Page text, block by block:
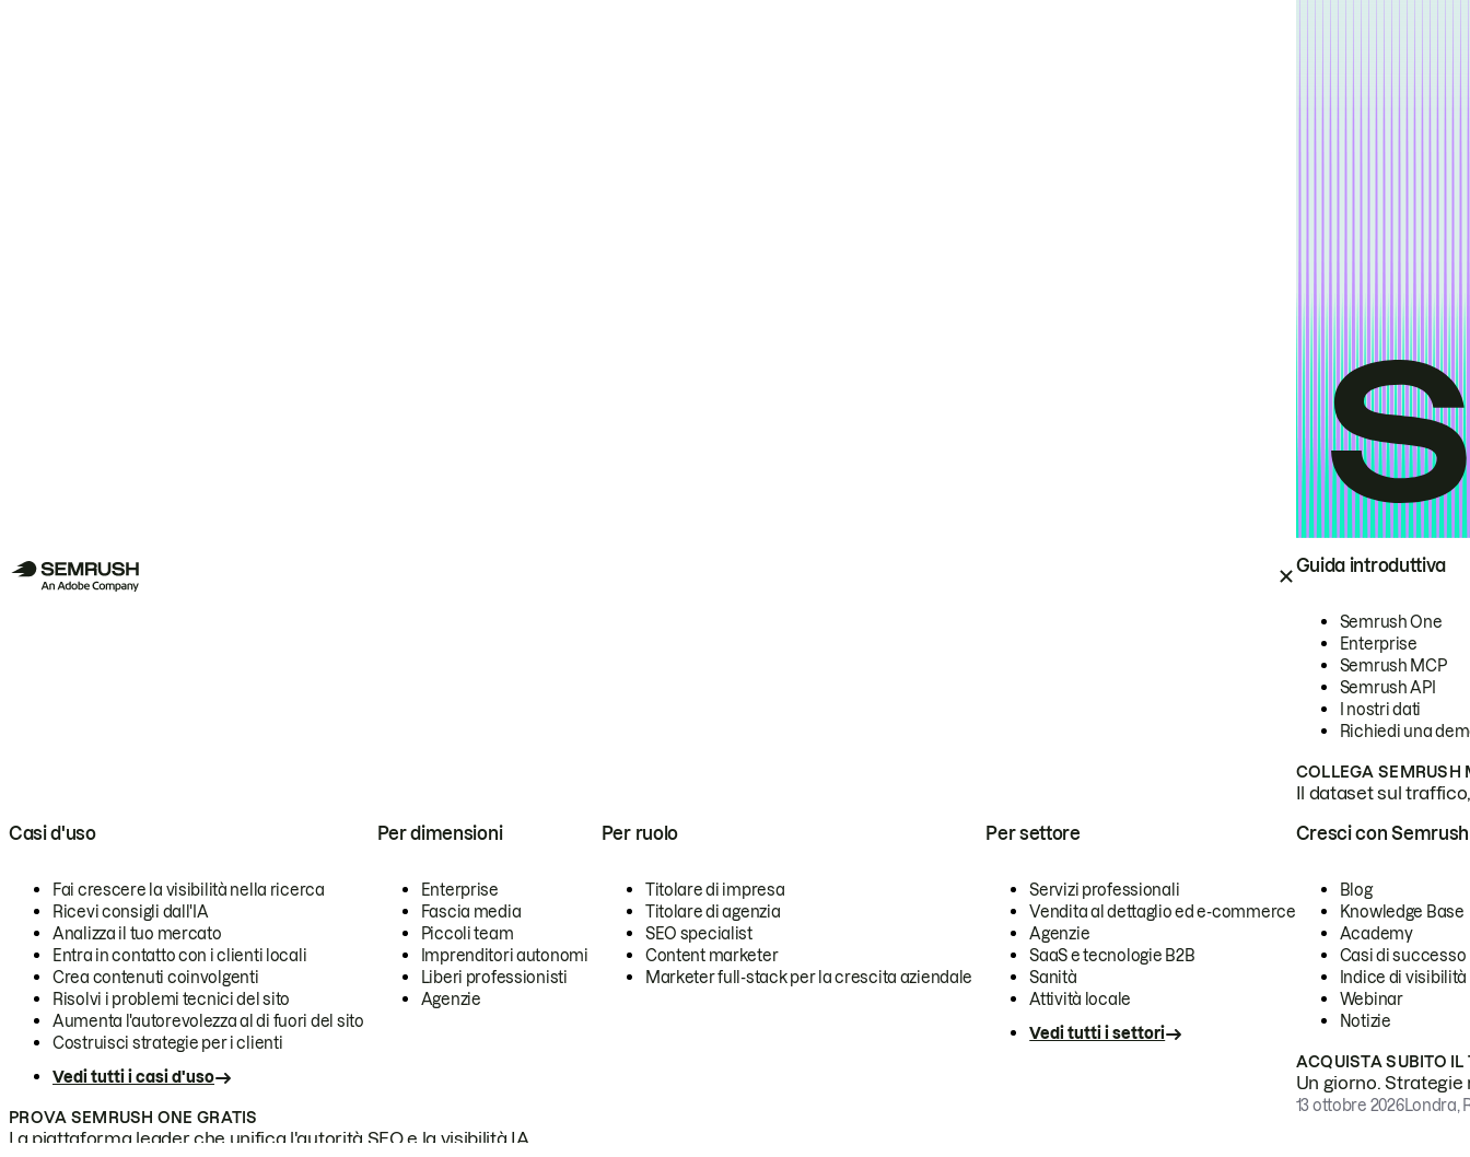
Guida introduttiva
Semrush One
Enterprise
Semrush MCP
Semrush API
I nostri dati
Richiedi una
COLLEGA SEMRUSH
Il dataset sul
Casi d'uso
Fai crescere la visibilità nella ricerca
Ricevi consigli dall'IA
Analizza il tuo mercato
Entra in contatto con i clienti locali
Crea contenuti coinvolgenti
Risolvi i problemi tecnici del sito
Aumenta l'autorevolezza al di fuori del sito
Costruisci strategie per i clienti
Vedi tutti i casi d'uso
Per dimensioni
Enterprise
Fascia media
Piccoli team
Imprenditori autonomi
Liberi professionisti
Agenzie
Per ruolo
Titolare di impresa
Titolare di agenzia
SEO specialist
Content marketer
Marketer full-stack per la crescita aziendale
Per settore
Servizi professionali
Vendita al dettaglio ed e-commerce
Agenzie
SaaS e tecnologie B2B
Sanità
Attività locale
Vedi tutti i settori
PROVA SEMRUSH ONE GRATIS
La piattaforma leader che unifica l'autorità SEO e la visibilità IA.
Cresci con Semrush
Blog
Knowledge Base
Academy
Casi di successo
Indice di visibilità
Webinar
Notizie
ACQUISTA SUBITO IL
Un giorno.
13 ottobre 2026Londra,